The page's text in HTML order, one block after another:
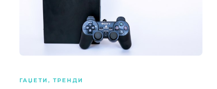
ГАЏЕТИ , ТРЕНДИ